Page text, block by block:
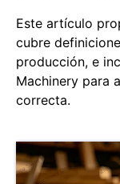
Este artículo
cubre
producción, e
Machinery para
correcta.